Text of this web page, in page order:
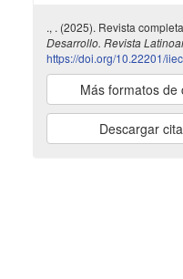
., . (2025). Revista
Desarrollo. Revista
https://doi.org/10.22201/
Más formatos
Descargar cita